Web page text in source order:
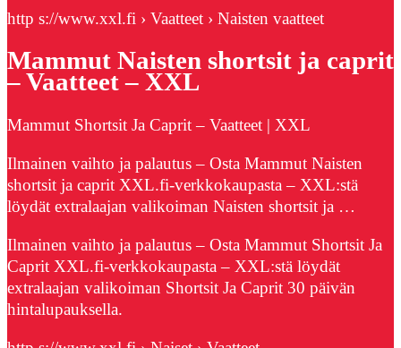
http s://www.xxl.fi › Vaatteet › Naisten vaatteet
Mammut Naisten shortsit ja caprit
– Vaatteet – XXL
Mammut Shortsit Ja Caprit – Vaatteet | XXL
Ilmainen vaihto ja palautus – Osta Mammut Naisten
shortsit ja caprit XXL.fi-verkkokaupasta – XXL:stä
löydät extralaajan valikoiman Naisten shortsit ja …
Ilmainen vaihto ja palautus – Osta Mammut Shortsit Ja
Caprit XXL.fi-verkkokaupasta – XXL:stä löydät
extralaajan valikoiman Shortsit Ja Caprit 30 päivän
hintalupauksella.